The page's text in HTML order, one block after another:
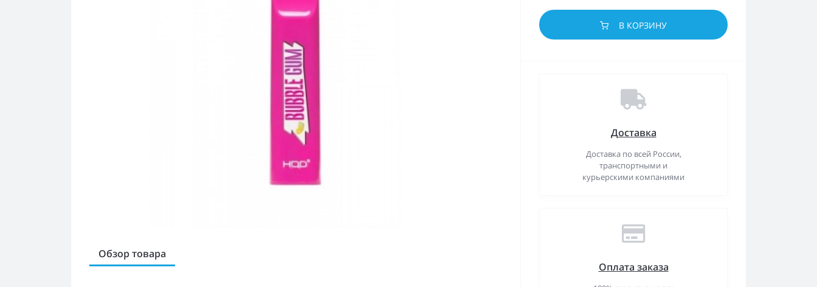
Обзор товара
В КОРЗИНУ
Доставка
Доставка по всей России,
транспортными и
курьерскими компаниями
Оплата заказа